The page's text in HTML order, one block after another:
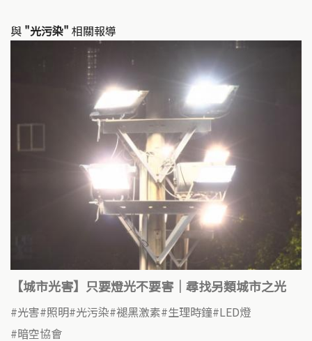
與 "光污染" 相關報導
【城市光害】只要燈光不要害｜尋找另類城市之光
光害 照明 光污染 褪黑激素 生理時鐘 LED燈
暗空協會